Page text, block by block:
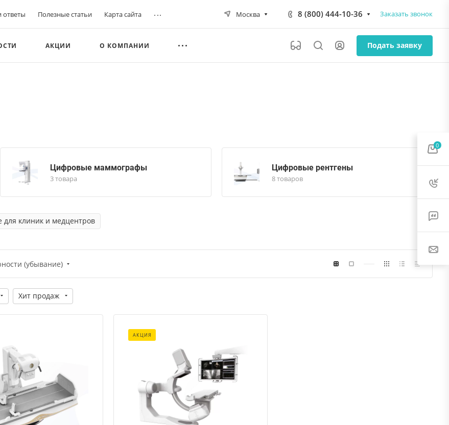
ответы Полезные статьи Карта сайта ... Москва 8 (800) 444-10-36 Заказать звонок
АКЦИИ О КОМПАНИИ Подать заявку
Цифровые маммографы
3 товара
Цифровые рентгены
8 товаров
для клиник и медцентров
(убывание)
Хит продаж
АКЦИЯ
0